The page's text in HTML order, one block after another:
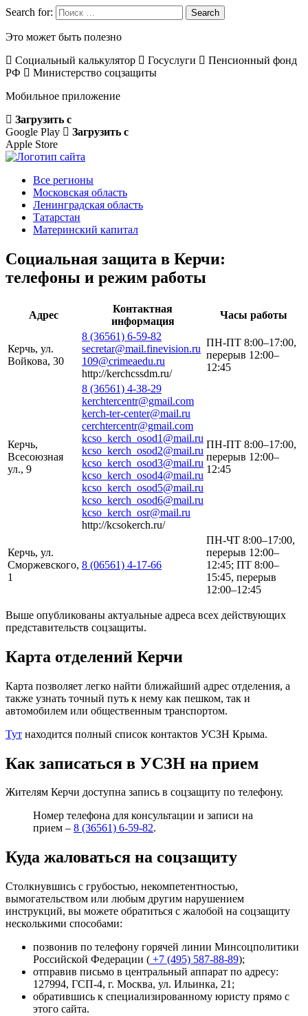
Search for: Search
Это может быть полезно
Социальный калькулятор
Госуслуги
Пенсионный фонд
РФ
Министерство соцзащиты
Мобильное приложение
Загрузить с
Google Play
Загрузить с
Apple Store
Все регионы
Московская область
Ленинградская область
Татарстан
Материнский капитал
Социальная защита в Керчи:
телефоны и режим работы
Адрес
Контактная
информация
Часы работы
Керчь, ул.
Войкова, 30
8 (36561) 6-59-82
secretar@mail.finevision.ru
109@crimeaedu.ru
http://kerchcssdm.ru/
ПН-ПТ 8:00–17:00,
перерыв 12:00–
12:45
Керчь,
Всесоюзная
ул., 9
8 (36561) 4-38-29
kerchtercentr@gmail.com
kerch-ter-center@mail.ru
cerchtercentr@gmail.com
kcso_kerch_osod1@mail.ru
kcso_kerch_osod2@mail.ru
kcso_kerch_osod3@mail.ru
kcso_kerch_osod4@mail.ru
kcso_kerch_osod5@mail.ru
kcso_kerch_osod6@mail.ru
kcso_kerch_osr@mail.ru
http://kcsokerch.ru/
ПН-ПТ 8:00–17:00,
перерыв 12:00–
12:45
Керчь, ул.
Сморжевского,
1
8 (06561) 4-17-66
ПН-ЧТ 8:00–17:00,
перерыв 12:00–
12:45; ПТ 8:00–
15:45, перерыв
12:00–12:45
Выше опубликованы актуальные адреса всех действующих
представительств соцзащиты.
Карта отделений Керчи
Карта позволяет легко найти ближайший адрес отделения, а
также узнать точный путь к нему как пешком, так и
автомобилем или общественным транспортом.
Тут находится полный список контактов УСЗН Крыма.
Как записаться в УСЗН на прием
Жителям Керчи доступна запись в соцзащиту по телефону.
Номер телефона для консультации и записи на
прием – 8 (36561) 6-59-82.
Куда жаловаться на соцзащиту
Столкнувшись с грубостью, некомпетентностью,
вымогательством или любым другим нарушением
инструкций, вы можете обратиться с жалобой на соцзащиту
несколькими способами:
позвонив по телефону горячей линии Минсоцполитики
Российской Федерации ( +7 (495) 587-88-89);
отправив письмо в центральный аппарат по адресу:
127994, ГСП-4, г. Москва, ул. Ильинка, 21 ;
обратившись к специализированному юристу прямо с
этого сайта.